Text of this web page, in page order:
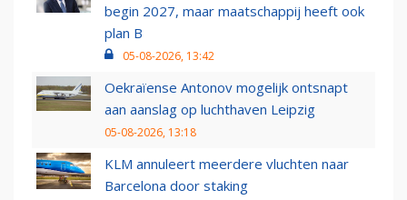
begin 2027, maar maatschappij heeft ook
plan B
05-08-2026, 13:42
Oekraïense Antonov mogelijk ontsnapt
aan aanslag op luchthaven Leipzig
05-08-2026, 13:18
KLM annuleert meerdere vluchten naar
Barcelona door staking